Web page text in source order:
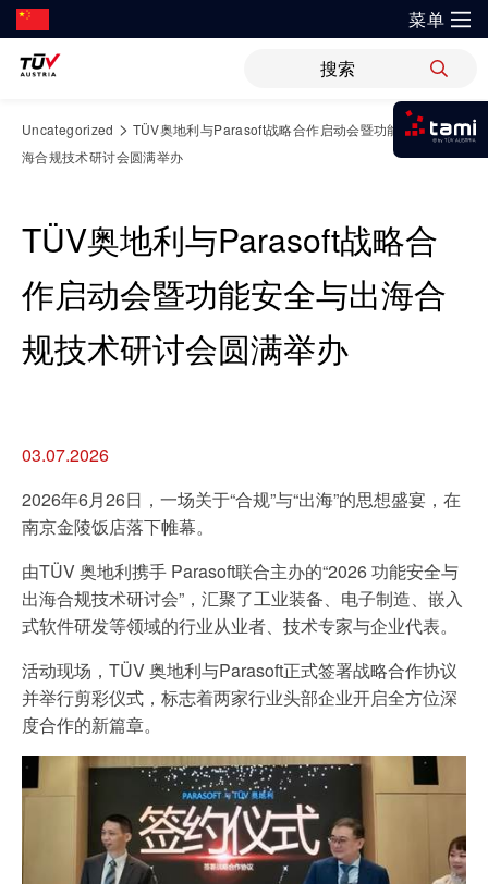
Springe
zum
登录tami
菜单
新闻 职位 WiPreis 证书验证 举报平台
解决方案
审核 & 认证
培训
指导
领域
IT & 安全
电子电器
所有解决方案
领域 银行 & 保险
能源
健康 & 医疗
休闲 & 娱乐
建筑 & 房地产
IT & 安全
认证
工业
食品
旅游
网络安全
工业
学院
创新
研究重点
白皮书系列
证书验证
关于我们
关于TÜV奥地利中国
合规
原则声明
公开信息
TÜV奥地利企业社会责任 (CSR) 报告
2025
Uncategorized > TÜV奥地利与Parasoft战略合作启动会暨功能安全与出
海合规技术研讨会圆满举办
TÜV奥地利与Parasoft战略合
作启动会暨功能安全与出海合
规技术研讨会圆满举办
03.07.2026
2026年6月26日，一场关于“合规”与“出海”的思想盛宴，在
南京金陵饭店落下帷幕。
由TÜV 奥地利携手 Parasoft联合主办的“2026 功能安全与
出海合规技术研讨会”，汇聚了工业装备、电子制造、嵌入
式软件研发等领域的行业从业者、技术专家与企业代表。
活动现场，TÜV 奥地利与Parasoft正式签署战略合作协议
并举行剪彩仪式，标志着两家行业头部企业开启全方位深
度合作的新篇章。
我是tami
登录tami
登录tami
首次使用？很高兴为您提供指引。
搜索解决方案
查找TÜV奥地利工作机会
tami by TÜV AUSTRIA - 您的线上
平台
申请科学奖